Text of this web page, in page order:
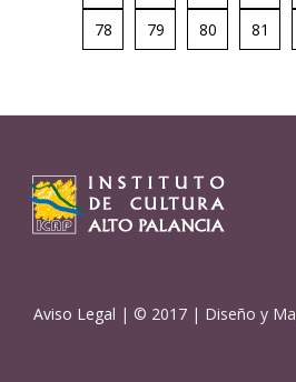
78
79 80 81
Aviso Legal | © 2017 | Diseño y